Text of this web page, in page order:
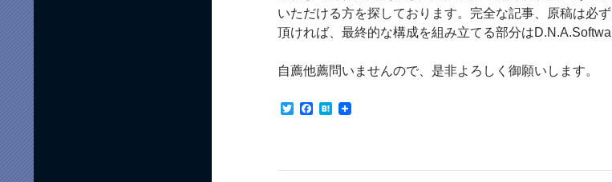
いただける方を探しております。完全な記事、原稿は必
頂ければ、最終的な構成を組み立てる部分は
自薦他薦問いませんので、是非よろしく御願いします。
T
e
F
o
H
a